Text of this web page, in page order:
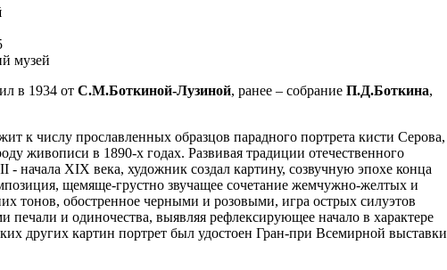
музей
в 1934 от С.М.Боткиной-Лузиной, ранее – собрание П.Д.Боткина,
к числу прославленных образцов парадного портрета кисти Серова,
живописи в 1890-х годах. Развивая традиции отечественного
- начала XIX века, художник создал картину, созвучную эпохе конца
щемяще-грустно звучащее сочетание жемчужно-желтых и
тонов, обостренное черными и розовыми, игра острых силуэтов
печали и одиночества, выявляя рефлексирующее начало в характере
других картин портрет был удостоен Гран-при Всемирной выставки